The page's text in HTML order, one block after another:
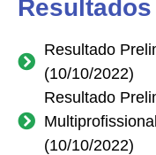
Resultados
Resultado
(10/10/2022)
Resultado
(10/10/2022)